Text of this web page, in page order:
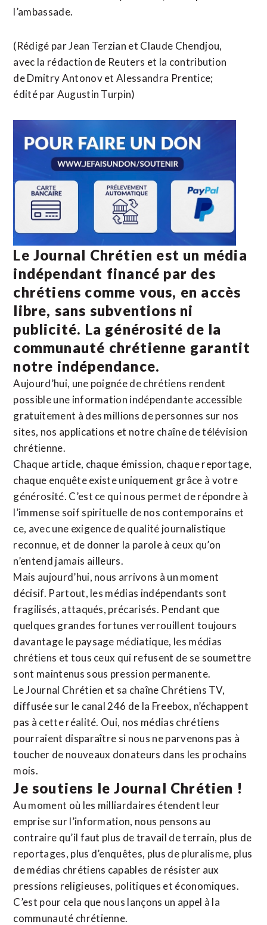
l’ambassade.
(Rédigé par Jean Terzian et Claude Chendjou,
avec la rédaction de ​Reuters et la contribution
de Dmitry Antonov et Alessandra ​Prentice;
édité par Augustin Turpin)
Le Journal Chrétien est un média
indépendant financé par des
chrétiens comme vous, en accès
libre, sans subventions ni
publicité. La générosité de la
communauté chrétienne garantit
notre indépendance.
Aujourd’hui, une poignée de chrétiens rendent
possible une information indépendante accessible
gratuitement à des millions de personnes sur nos
sites, nos applications et notre chaîne de télévision
chrétienne.
Chaque article, chaque émission, chaque reportage,
chaque enquête existe uniquement grâce à votre
générosité. C’est ce qui nous permet de répondre à
l’immense soif spirituelle de nos contemporains et
ce, avec une exigence de qualité journalistique
reconnue, et de donner la parole à ceux qu’on
n’entend jamais ailleurs.
Mais aujourd’hui, nous arrivons à un moment
décisif. Partout, les médias indépendants sont
fragilisés, attaqués, précarisés. Pendant que
quelques grandes fortunes verrouillent toujours
davantage le paysage médiatique, les médias
chrétiens et tous ceux qui refusent de se soumettre
sont maintenus sous pression permanente.
Le Journal Chrétien et sa chaîne Chrétiens TV,
diffusée sur le canal 246 de la Freebox, n’échappent
pas à cette réalité. Oui, nos médias chrétiens
pourraient disparaître si nous ne parvenons pas à
toucher de nouveaux donateurs dans les prochains
mois.
Je soutiens le Journal Chrétien !
Au moment où les milliardaires étendent leur
emprise sur l’information, nous pensons au
contraire qu’il faut plus de travail de terrain, plus de
reportages, plus d’enquêtes, plus de pluralisme, plus
de médias chrétiens capables de résister aux
pressions religieuses, politiques et économiques.
C’est pour cela que nous lançons un appel à la
communauté chrétienne.